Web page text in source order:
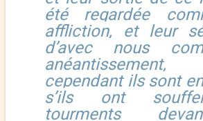
été regardée
affliction, et leur
d’avec nous
cependant ils sont
s’ils ont
tourments